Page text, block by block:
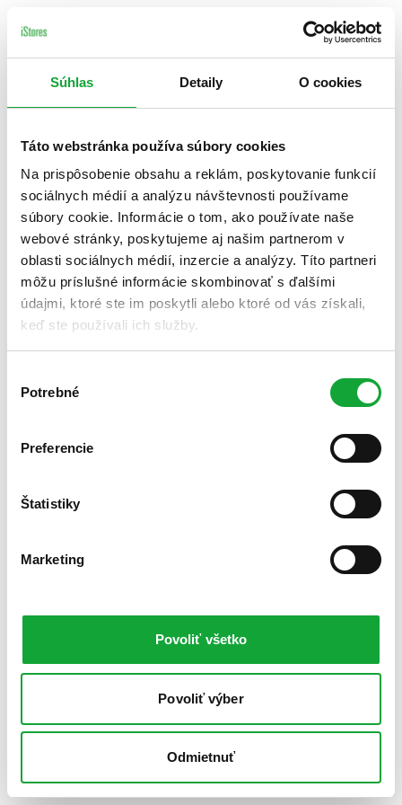
Súhlas Detaily O cookies
Táto webstránka používa súbory cookies
Na prispôsobenie obsahu a reklám, poskytovanie funkcií
sociálnych médií a analýzu návštevnosti používame
súbory cookie. Informácie o tom, ako používate naše
webové stránky, poskytujeme aj našim partnerom v
oblasti sociálnych médií, inzercie a analýzy. Títo partneri
môžu príslušné informácie skombinovať s ďalšími
údajmi, ktoré ste im poskytli alebo ktoré od vás získali,
keď ste používali ich služby.
súhlasu
Potrebné
Preferencie
Štatistiky
Marketing
Povoliť všetko
Povoliť výber
Odmietnuť